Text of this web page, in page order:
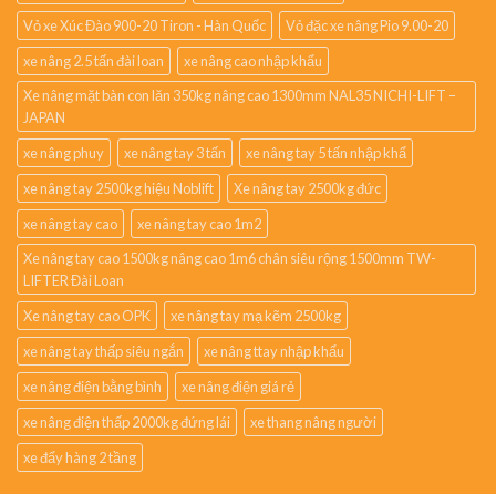
Vỏ xe Xúc Đào 900-20 Tiron - Hàn Quốc
Vỏ đặc xe nâng Pio 9.00-20
xe nâng 2.5 tấn đài loan
xe nâng cao nhập khẩu
Xe nâng mặt bàn con lăn 350kg nâng cao 1300mm NAL35 NICHI-LIFT –
JAPAN
xe nâng phuy
xe nâng tay 3 tấn
xe nâng tay 5 tấn nhập khẩ
xe nâng tay 2500kg hiệu Noblift
Xe nâng tay 2500kg đức
xe nâng tay cao
xe nâng tay cao 1m2
Xe nâng tay cao 1500kg nâng cao 1m6 chân siêu rộng 1500mm TW-
LIFTER Đài Loan
Xe nâng tay cao OPK
xe nâng tay mạ kẽm 2500kg
xe nâng tay thấp siêu ngắn
xe nâng ttay nhập khẩu
xe nâng điện bằng bình
xe nâng điện giá rẻ
xe nâng điện thấp 2000kg đứng lái
xe thang nâng người
xe đẩy hàng 2 tầng